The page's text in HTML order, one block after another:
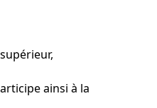
ainsi à la